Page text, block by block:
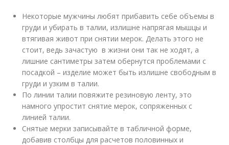
Некоторые мужчины любят прибавить себе объемы в
груди и убирать в талии, излишне напрягая мышцы и
втягивая живот при снятии мерок. Делать этого не
стоит, ведь зачастую в жизни они так не ходят, а
лишние сантиметры затем обернутся проблемами с
посадкой – изделие может быть излишне свободным в
груди и узким в талии.
По линии талии повяжите резиновую ленту, это
намного упростит снятие мерок, сопряженных с
линией талии.
Снятые мерки записывайте в табличной форме,
добавив столбцы для расчетов половинных и